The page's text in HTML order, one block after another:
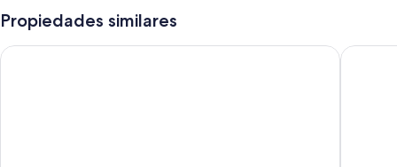
Propiedades similares
The Clermont London, Charing Cross Strand